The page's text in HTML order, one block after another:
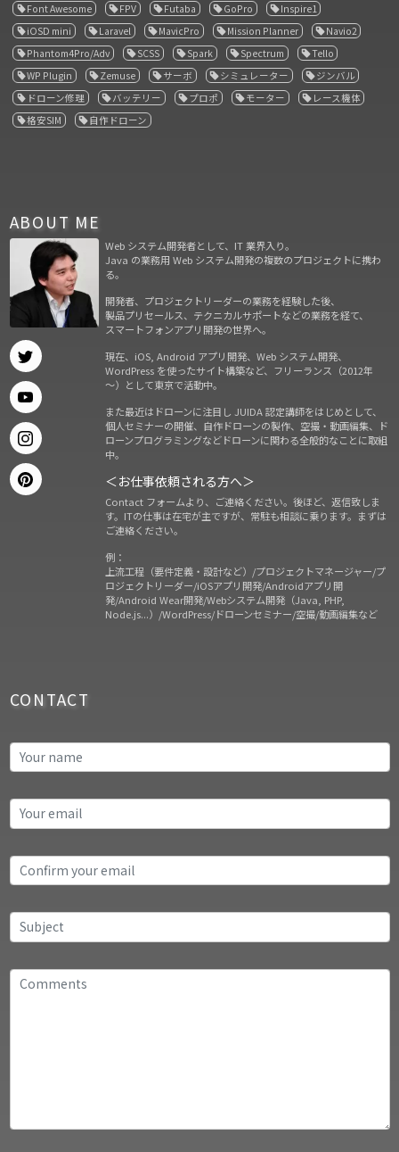
Font Awesome
FPV Futaba GoPro
Inspire1
iOSD mini
Laravel MavicPro Mission Planner
Navio2
Phantom4Pro/Adv
SCSS Spark Spectrum
Tello
WP Plugin
Zemuse サーボ シミュレーター
ジンバル
ドローン修理
バッテリー プロポ モーター
レース機体
格安SIM
自作ドローン
ABOUT ME
Web システム開発者として、IT 業界入り。
Java の業務用 Web システム開発の複数のプロジェクトに携わ
る。
開発者、プロジェクトリーダーの業務を経験した後、
製品プリセールス、テクニカルサポートなどの業務を経て、
スマートフォンアプリ開発の世界へ。
現在、iOS, Android アプリ開発、Web システム開発、
WordPress を使ったサイト構築など、フリーランス（2012年
～）として東京で活動中。
また最近はドローンに注目し JUIDA 認定講師をはじめとして、
個人セミナーの開催、自作ドローンの製作、空撮・動画編集、ド
ローンプログラミングなどドローンに関わる全般的なことに取組
中。
＜お仕事依頼される方へ＞
Contact フォームより、ご連絡ください。後ほど、返信致しま
す。ITの仕事は在宅が主ですが、常駐も相談に乗ります。まずは
ご連絡ください。
例：
上流工程（要件定義・設計など）/プロジェクトマネージャー/プ
ロジェクトリーダー/iOSアプリ開発/Androidアプリ開
発/Android Wear開発/Webシステム開発（Java, PHP,
Node.js...）/WordPress/ドローンセミナー/空撮/動画編集など
CONTACT